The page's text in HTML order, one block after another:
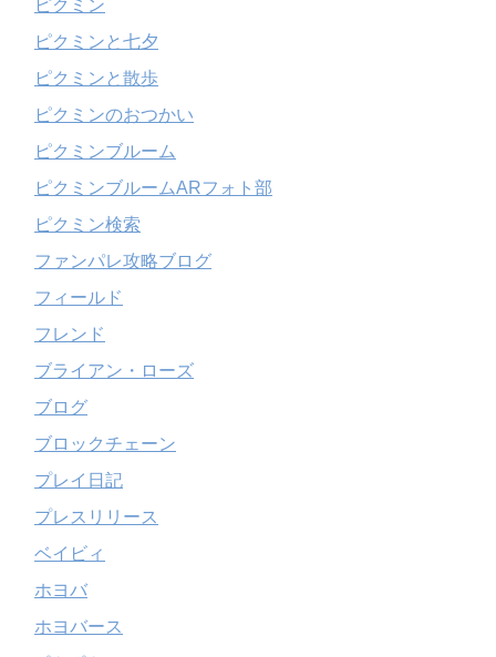
ピクミン
ピクミンと七夕
ピクミンと散歩
ピクミンのおつかい
ピクミンブルーム
ピクミンブルームARフォト部
ピクミン検索
ファンパレ攻略ブログ
フィールド
フレンド
ブライアン・ローズ
ブログ
ブロックチェーン
プレイ日記
プレスリリース
ベイビィ
ホヨバ
ホヨバース